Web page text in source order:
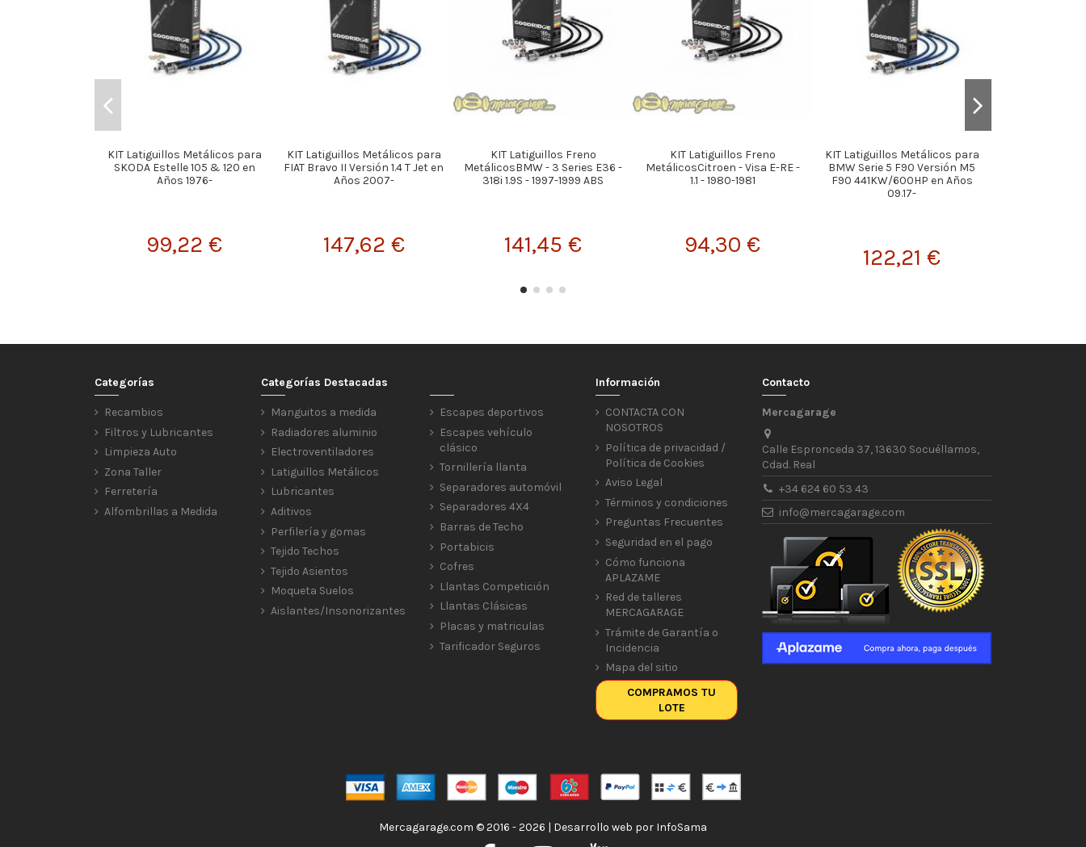
KIT Latiguillos Metálicos para
SKODA Estelle 105 & 120 en
Años 1976-
99,22 €
KIT Latiguillos Metálicos para
FIAT Bravo II Versión 1.4 T Jet en
Años 2007-
147,62 €
KIT Latiguillos Freno
MetálicosBMW - 3 Series E36 -
318i 1.9S - 1997-1999 ABS
141,45 €
KIT Latiguillos Freno
MetálicosCitroen - Visa E-RE -
1.1 - 1980-1981
94,30 €
KIT Latiguillos Metálicos para
BMW Serie 5 F90 Versión M5
F90 441KW/600HP en Años
09.17-
122,21 €
Categorías
Recambios
Filtros y Lubricantes
Limpieza Auto
Zona Taller
Ferretería
Alfombrillas a Medida
Categorías Destacadas
Manguitos a medida
Radiadores aluminio
Electroventiladores
Latiguillos Metálicos
Lubricantes
Aditivos
Perfilería y gomas
Tejido Techos
Tejido Asientos
Moqueta Suelos
Aislantes/Insonorizantes
Escapes deportivos
Escapes vehículo
clásico
Tornillería llanta
Separadores automóvil
Separadores 4X4
Barras de Techo
Portabicis
Cofres
Llantas Competición
Llantas Clásicas
Placas y matriculas
Tarificador Seguros
Información
CONTACTA CON
NOSOTROS
Política de privacidad /
Política de Cookies
Aviso Legal
Términos y condiciones
Preguntas Frecuentes
Seguridad en el pago
Cómo funciona
APLAZAME
Red de talleres
MERCAGARAGE
Trámite de Garantía o
Incidencia
Mapa del sitio
COMPRAMOS TU
LOTE
Contacto
Mercagarage
Calle Espronceda 37, 13630 Socuéllamos,
Cdad. Real
+34 624 60 53 43
info@mercagarage.com
Mercagarage.com © 2016 - 2026 | Desarrollo web por InfoSama